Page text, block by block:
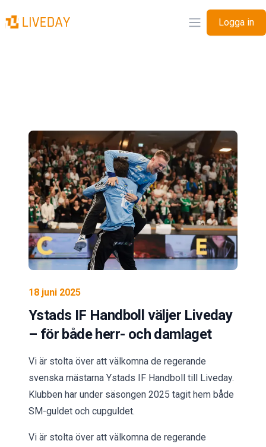
Öppna meny
Logga in
18 juni 2025
Ystads IF Handboll väljer Liveday
– för både herr- och damlaget
Vi är stolta över att välkomna de regerande
svenska mästarna Ystads IF Handboll till Liveday.
Klubben har under säsongen 2025 tagit hem både
SM-guldet och cupguldet.
Vi är stolta över att välkomna de regerande